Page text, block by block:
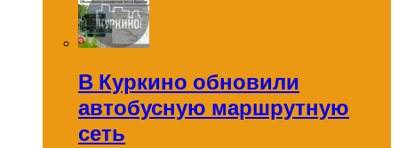
В Куркино обновили
автобусную маршрутную
сеть